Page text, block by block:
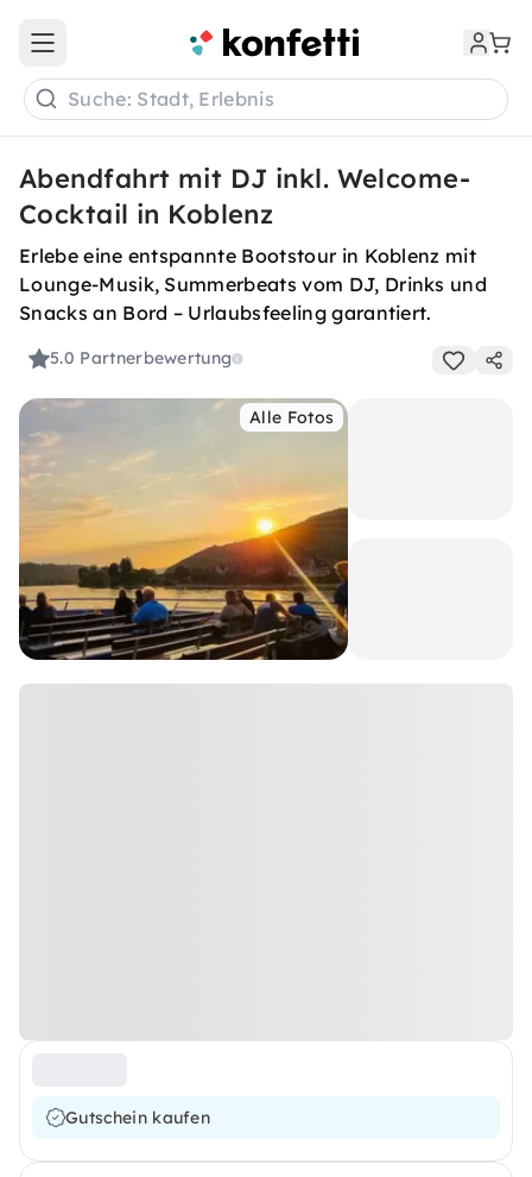
Open main menu
Suche: Stadt, Erlebnis
Abendfahrt mit DJ inkl. Welcome-
Cocktail in Koblenz
Erlebe eine entspannte Bootstour in Koblenz mit
Lounge-Musik, Summerbeats vom DJ, Drinks und
Snacks an Bord – Urlaubsfeeling garantiert.
5.0 Partnerbewertung
Alle Fotos
Gutschein kaufen